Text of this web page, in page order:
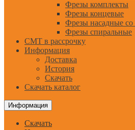
Фрезы комплекты
Фрезы концевые
Фрезы насадные
Фрезы спиральные
CMT в рассрочку
Информация
Доставка
История
Скачать
Скачать каталог
Информация
Скачать